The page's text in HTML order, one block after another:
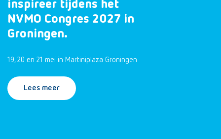
inspireer tijdens het
NVMO Congres 2027 in
Groningen.
19, 20 en 21 mei in Martiniplaza Groningen
Lees meer